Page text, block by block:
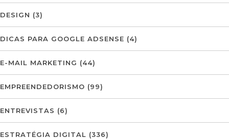
DESIGN (3)
DICAS PARA GOOGLE ADSENSE (4)
E-MAIL MARKETING (44)
EMPREENDEDORISMO (99)
ENTREVISTAS (6)
ESTRATÉGIA DIGITAL (336)